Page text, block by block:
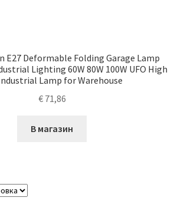
E27 Deformable Folding Garage Lamp
Lighting 60W 80W 100W UFO High
Lamp for Warehouse
€71,86
В магазин